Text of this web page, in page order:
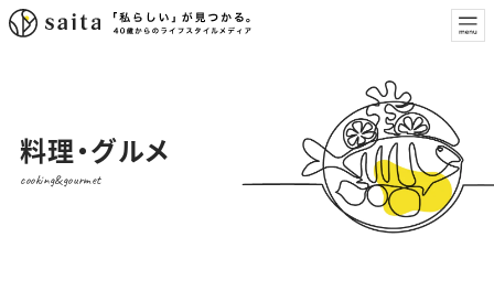
料理・グルメ
cooking&gourmet